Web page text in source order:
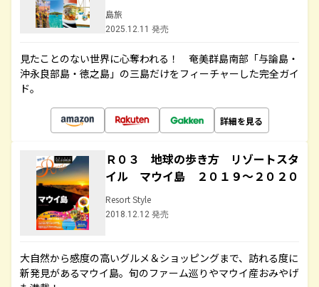
島旅
2025.12.11 発売
見たことのない世界に心奪われる！ 奄美群島南部「与論島・
沖永良部島・徳之島」の三島だけをフィーチャーした完全ガイ
ド。
詳細を見る
Ｒ０３ 地球の歩き方 リゾートスタ
イル マウイ島 ２０１９～２０２０
Resort Style
2018.12.12 発売
大自然から感度の高いグルメ＆ショッピングまで、訪れる度に
新発見があるマウイ島。旬のファーム巡りやマウイ産おみやげ